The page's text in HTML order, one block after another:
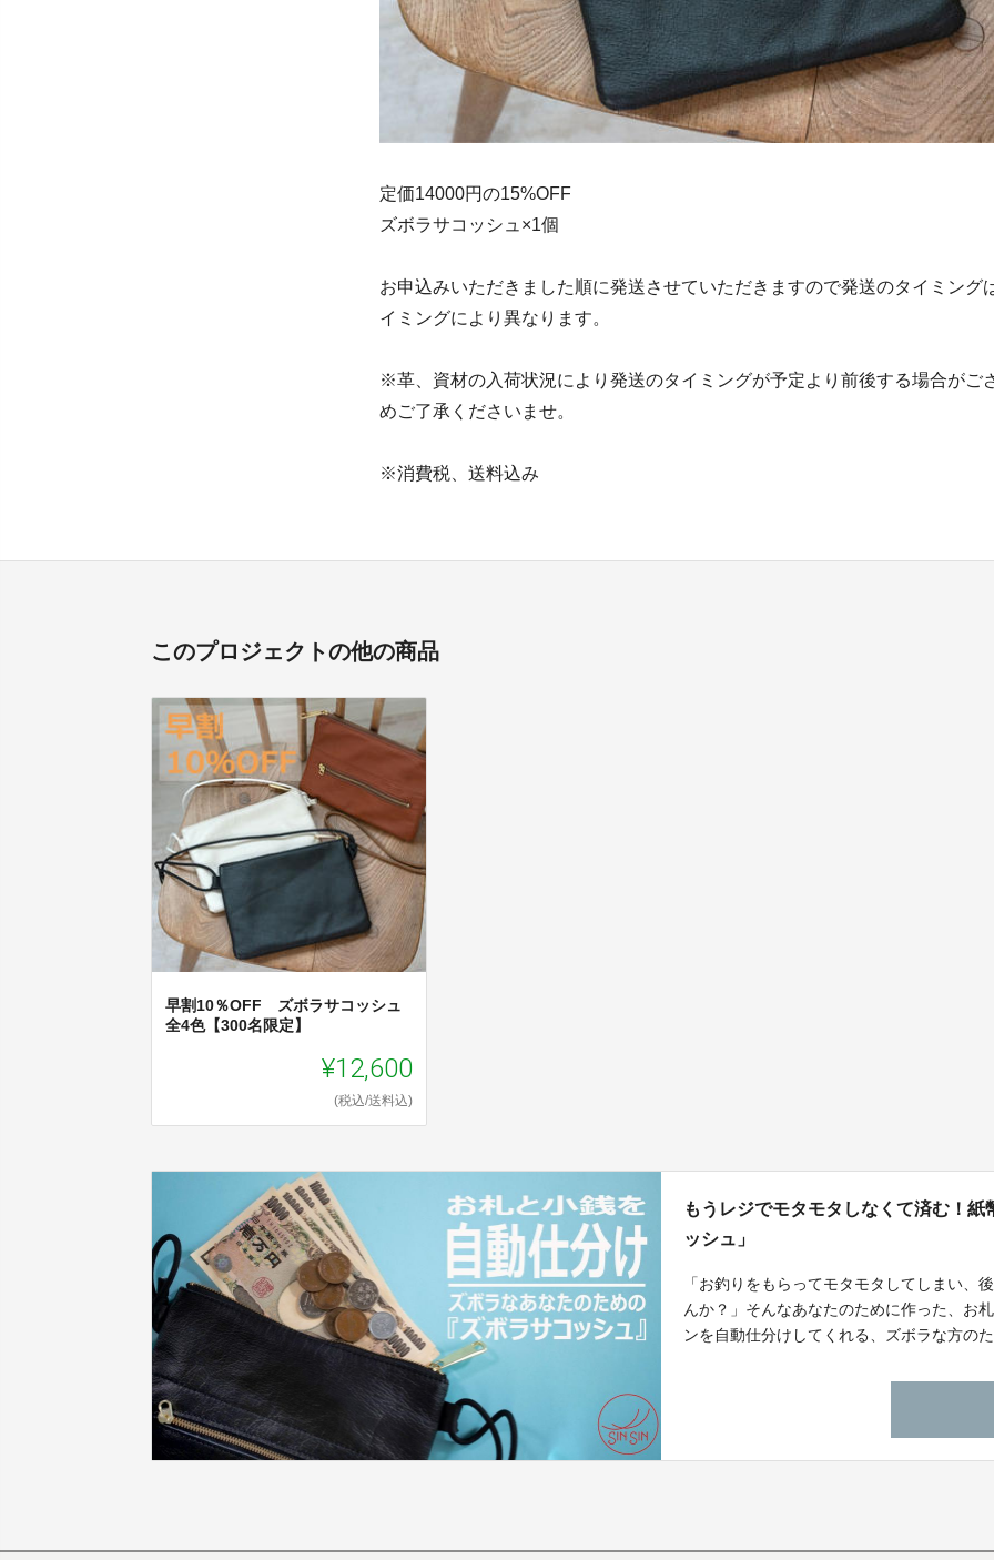
定価14000円の15%OFF
ズボラサコッシュ×1個
お申込みいただきました順に発送させていただきますので発送のタイミング
イミングにより異なります。
※革、資材の入荷状況により発送のタイミングが予定より前後する場合がご
めご了承くださいませ。
※消費税、送料込み
このプロジェクトの他の商品
早割10％OFF ズボラサコッシュ
全4色【300名限定】
¥12,600
(税込/送料込)
もうレジでモタモタしなくて済む！
ッシュ」
「お釣りをもらってモタモタしてしまい、
んか？」そんなあなたのために作った、お
ンを自動仕分けしてくれる、ズボラな方の